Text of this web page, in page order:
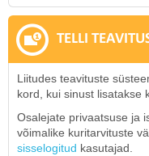
TELLI
Liitudes teavituste
kord, kui sinust lisatakse
Osalejate privaatsuse ja
võimalike kuritarvituste
sisselogitud kasutajad.